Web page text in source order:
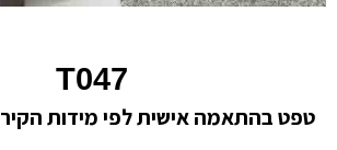
T047
טפט בהתאמה אישית לפי מידות הקיר